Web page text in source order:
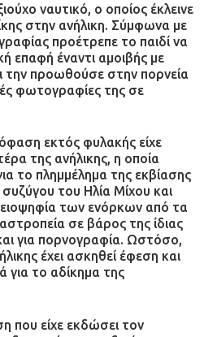
ΜΑΝΔΡΑΣ ΕΙΔΥΛΛΙΑΣ: Δύο
οχήματα 4×4
την Πολιτική Προστασία
| 09:40
και μαχαίρια σε δύο
| 09:38
Έριξαν τα ναρκωτικά
για να μη τα βρει
– Λογάριασαν χωρίς
σκύλο
ναυτικό, ο οποίος έκλεινε
στην ανήλικη. Σύμφωνα με
προέτρεπε το παιδί να
επαφή έναντι αμοιβής με
την προωθούσε στην πορνεία
φωτογραφίες της σε
εκτός φυλακής είχε
της ανήλικης, η οποία
το πλημμέλημα της εκβίασης
του Ηλία Μίχου και
των ενόρκων από τα
σε βάρος της ίδιας
για πορνογραφία. Ωστόσο,
έχει ασκηθεί έφεση και
για το αδίκημα της
που είχε εκδώσει τον